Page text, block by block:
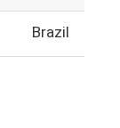
Brazil